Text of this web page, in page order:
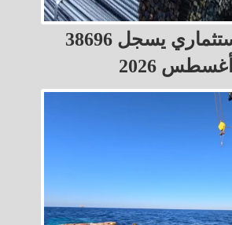
سعر الحديد الاستثماري يسجل 38696